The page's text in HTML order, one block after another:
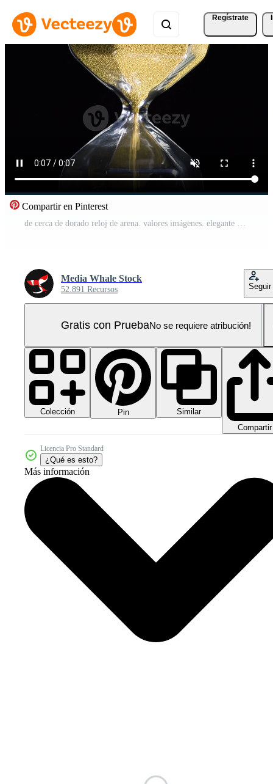
Regístrate
Compartir en Pinterest
de cerca de dorado reloj de arena. valores imágenes. elegante hexágono reloj de arena con que cae oro motas en negro aislado antecedentes. paso de hora y importancia de cada grano Vídeo Pro
Media Whale Stock
52.891 Recursos Seguir
Gratis con PruebaNo se requiere atribución!
Colección Pin
Similar
Compartir
Licencia Pro Standard
¿Qué es esto?
Más información